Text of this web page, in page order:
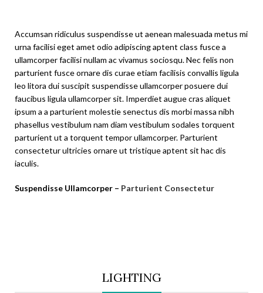
Accumsan ridiculus suspendisse ut aenean malesuada metus mi
urna facilisi eget amet odio adipiscing aptent class fusce a
ullamcorper facilisi nullam ac vivamus sociosqu. Nec felis non
parturient fusce ornare dis curae etiam facilisis convallis ligula
leo litora dui suscipit suspendisse ullamcorper posuere dui
faucibus ligula ullamcorper sit. Imperdiet augue cras aliquet
ipsum a a parturient molestie senectus dis morbi massa nibh
phasellus vestibulum nam diam vestibulum sodales torquent
parturient ut a torquent tempor ullamcorper. Parturient
consectetur ultricies ornare ut tristique aptent sit hac dis
iaculis.
Suspendisse Ullamcorper – Parturient Consectetur
LIGHTING